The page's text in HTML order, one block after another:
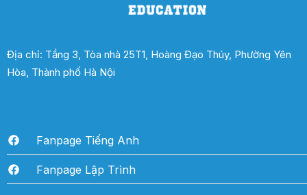
Địa chỉ: Tầng 3, Tòa nhà 25T1, Hoàng Đạo Thúy, Phường Yên
Hòa, Thành phố Hà Nội
Fanpage Tiếng Anh
Fanpage Lập Trình